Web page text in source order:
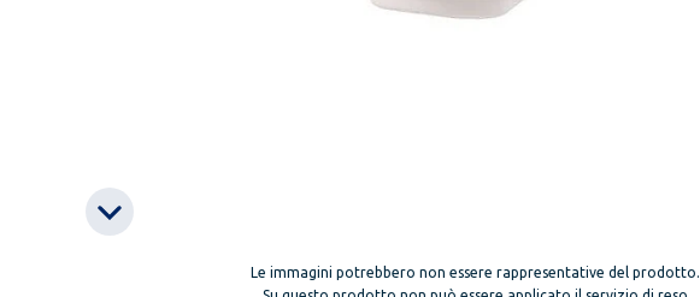
Le immagini potrebbero non essere rappresentative del prodotto.